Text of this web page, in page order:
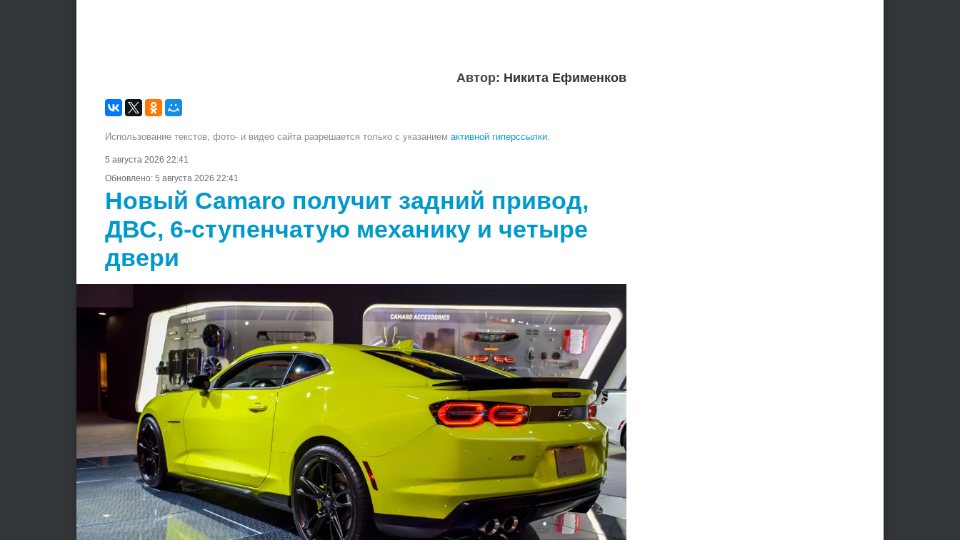
Автор: Никита Ефименков
Использование текстов, фото- и видео сайта разрешается только с указанием активной гиперссылки.
5 августа 2026 22:41
Обновлено: 5 августа 2026 22:41
Новый Camaro получит задний привод,
ДВС, 6-ступенчатую механику и четыре
двери